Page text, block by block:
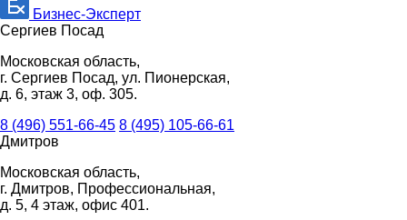
Бизнес-Эксперт
Сергиев Посад
Московская область,
г. Сергиев Посад, ул. Пионерская,
д. 6, этаж 3, оф. 305.
8 (496) 551-66-45 8 (495) 105-66-61
Дмитров
Московская область,
г. Дмитров, Профессиональная,
д. 5, 4 этаж, офис 401.